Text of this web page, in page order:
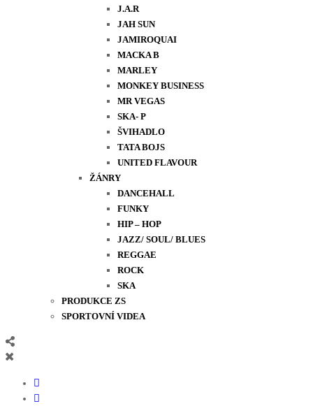
J.A.R
JAH SUN
JAMIROQUAI
MACKA B
MARLEY
MONKEY BUSINESS
MR VEGAS
SKA- P
ŠVIHADLO
TATA BOJS
UNITED FLAVOUR
ŽÁNRY
DANCEHALL
FUNKY
HIP – HOP
JAZZ/ SOUL/ BLUES
REGGAE
ROCK
SKA
PRODUKCE ZS
SPORTOVNÍ VIDEA